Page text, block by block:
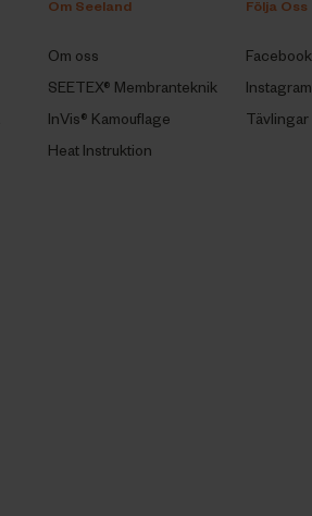
Om Seeland
Om oss
SEETEX® Membranteknik
InVis® Kamouflage
Heat Instruktion
Följa Oss
Facebook
Instagram
Tävlingar